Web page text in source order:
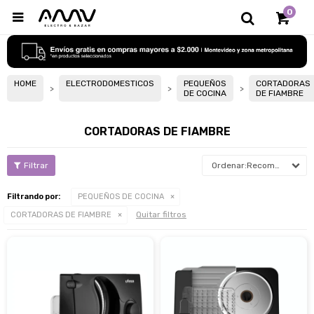
0

HOME ELECTRODOMESTICOS
PEQUEÑOS
DE COCINA
CORTADORAS
DE FIAMBRE
CORTADORAS DE FIAMBRE
Recomendados
Filtrando por:
PEQUEÑOS DE COCINA
CORTADORAS DE FIAMBRE
Quitar filtros